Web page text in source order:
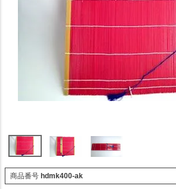
商品番号 hdmk400-ak